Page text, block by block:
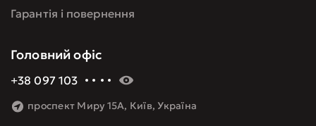
Гарантія і повернення
Головний офіс
+38 097 103 60 09
проспект Миру 15А, Київ, Україна